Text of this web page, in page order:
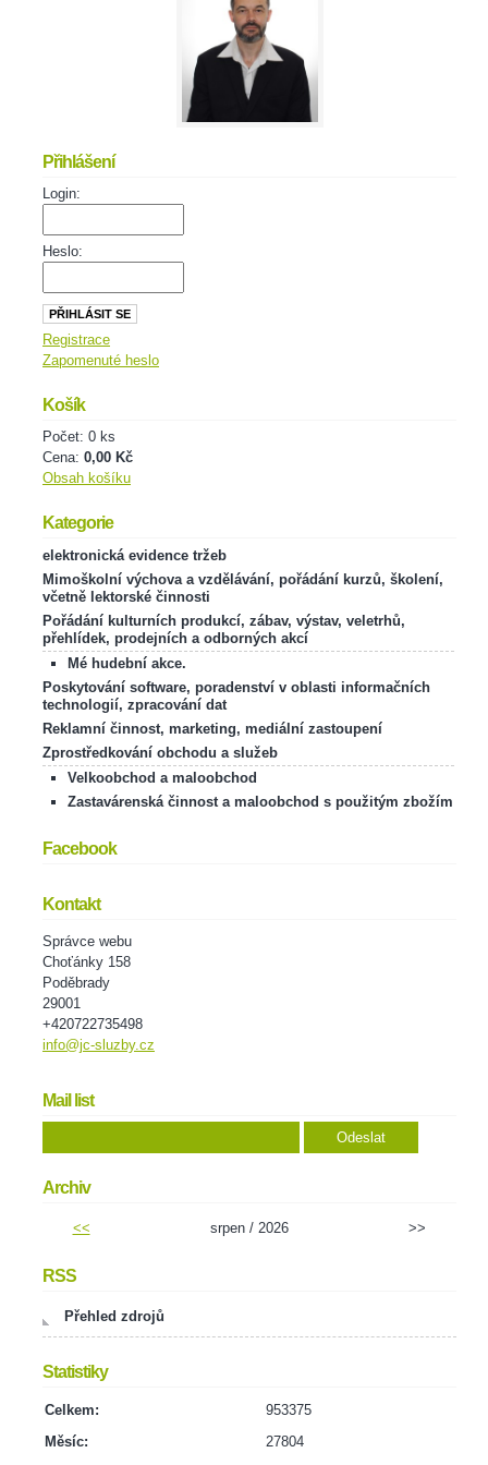
Přihlášení
Login:
Heslo:
Registrace
Zapomenuté heslo
Košík
Počet: 0 ks
Cena: 0,00 Kč
Obsah košíku
Kategorie
elektronická evidence tržeb
Mimoškolní výchova a vzdělávání, pořádání kurzů, školení,
včetně lektorské činnosti
Pořádání kulturních produkcí, zábav, výstav, veletrhů,
přehlídek, prodejních a odborných akcí
Mé hudební akce.
Poskytování software, poradenství v oblasti informačních
technologií, zpracování dat
Reklamní činnost, marketing, mediální zastoupení
Zprostředkování obchodu a služeb
Velkoobchod a maloobchod
Zastavárenská činnost a maloobchod s použitým zbožím
Facebook
Kontakt
Správce webu
Choťánky 158
Poděbrady
29001
+420722735498
info@jc-sluzby.cz
Mail list
Archiv
<< srpen / 2026 >>
RSS
Přehled zdrojů
Statistiky
Celkem:
953375
Měsíc:
27804